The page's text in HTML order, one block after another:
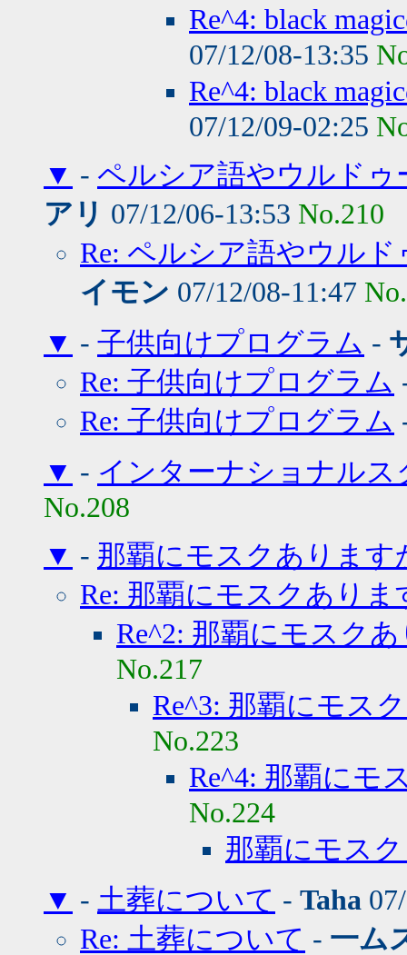
Re^4: black
07/12/08-13:35
Re^4: black
07/12/09-02:25
▼ - ペルシア語やウルド
アリ 07/12/06-13:53 No.210
Re: ペルシア語やウル
イモン 07/12/08-11:47
▼ - 子供向けプログラム -
Re: 子供向けプログラム
Re: 子供向けプログラム
▼ - インターナショナルス
No.208
▼ - 那覇にモスクあります
Re: 那覇にモスクありま
Re^2: 那覇にモスク
No.217
Re^3: 那覇にモス
No.223
Re^4: 那覇にモ
No.224
那覇にモス
▼ - 土葬について - Taha
Re: 土葬について - 一ム